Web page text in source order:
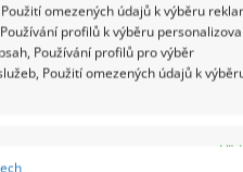
omezených údajů k výběru
profilů k výběru
Používání profilů pro výběr
Použití omezených údajů k